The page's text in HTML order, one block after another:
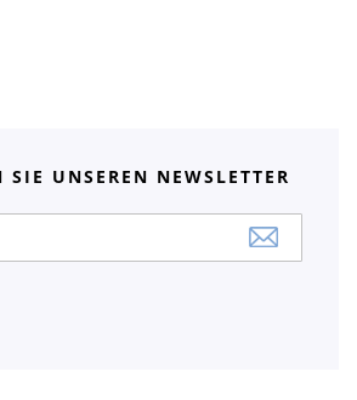
SIE UNSEREN NEWSLETTER